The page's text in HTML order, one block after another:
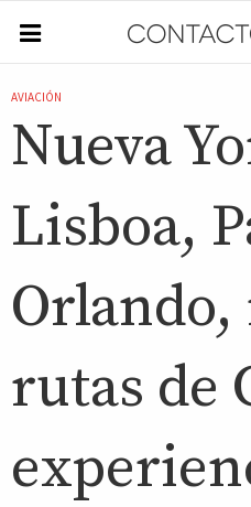
AVIACIÓN
Nueva
Lisboa,
Orlando,
rutas de